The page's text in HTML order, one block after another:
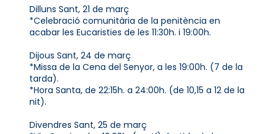
Dilluns Sant, 21 de març
*Celebració comunitària de la penitència en
acabar les Eucaristies de les 11:30h. i 19:00h.
Dijous Sant, 24 de març
*Missa de la Cena del Senyor, a les 19:00h. (7 de la
tarda).
*Hora Santa, de 22:15h. a 24:00h. (de 10,15 a 12 de la
nit).
Divendres Sant, 25 de març